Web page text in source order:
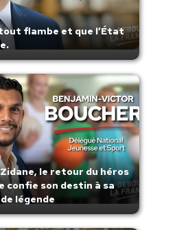
flambe et que l’État
le retour du héros
confie son destin à sa
légende